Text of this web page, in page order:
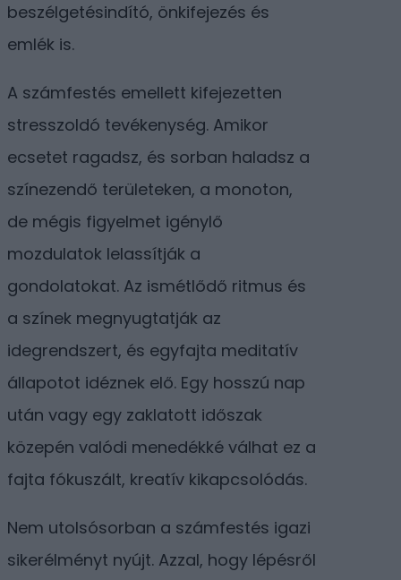
beszélgetésindító, önkifejezés és
emlék is.
A számfestés emellett kifejezetten
stresszoldó tevékenység. Amikor
ecsetet ragadsz, és sorban haladsz a
színezendő területeken, a monoton,
de mégis figyelmet igénylő
mozdulatok lelassítják a
gondolatokat. Az ismétlődő ritmus és
a színek megnyugtatják az
idegrendszert, és egyfajta meditatív
állapotot idéznek elő. Egy hosszú nap
után vagy egy zaklatott időszak
közepén valódi menedékké válhat ez a
fajta fókuszált, kreatív kikapcsolódás.
Nem utolsósorban a számfestés igazi
sikerélményt nyújt. Azzal, hogy lépésről